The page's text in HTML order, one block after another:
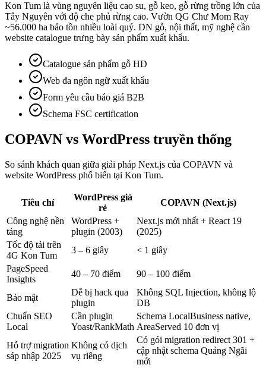
Kon Tum là vùng nguyên liệu cao su, gỗ keo, gỗ rừng trồng lớn của
Tây Nguyên với độ che phủ rừng cao. Vườn QG Chư Mom Ray
~56.000 ha bảo tồn nhiều loài quý. DN gỗ, nội thất, mỹ nghệ cần
website catalogue trưng bày sản phẩm xuất khẩu.
Catalogue sản phẩm gỗ HD
Web đa ngôn ngữ xuất khẩu
Form yêu cầu báo giá B2B
Schema FSC certification
COPAVN vs WordPress truyền thống
So sánh khách quan giữa giải pháp Next.js của COPAVN và
website WordPress phổ biến tại Kon Tum.
Tiêu chí
WordPress giá
rẻ
COPAVN (Next.js)
Công nghệ nền
tảng
WordPress +
plugin (2003)
Next.js mới nhất + React 19
(2025)
Tốc độ tải trên
4G Kon Tum
3 – 6 giây
< 1 giây
PageSpeed
Insights
40 – 70 điểm 90 – 100 điểm
Bảo mật
Dễ bị hack qua
plugin
Không SQL Injection, không lộ
DB
Chuẩn SEO
Local
Cần plugin
Yoast/RankMath
Schema LocalBusiness native,
AreaServed 10 đơn vị
Hỗ trợ migration
sáp nhập 2025
Không có dịch
vụ riêng
Có gói migration redirect 301 +
cập nhật schema Quảng Ngãi
mới